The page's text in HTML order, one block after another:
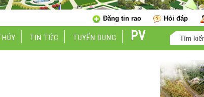
Đăng tin rao Hỏi đáp
TIN TỨC TUYỂN DỤNG PV